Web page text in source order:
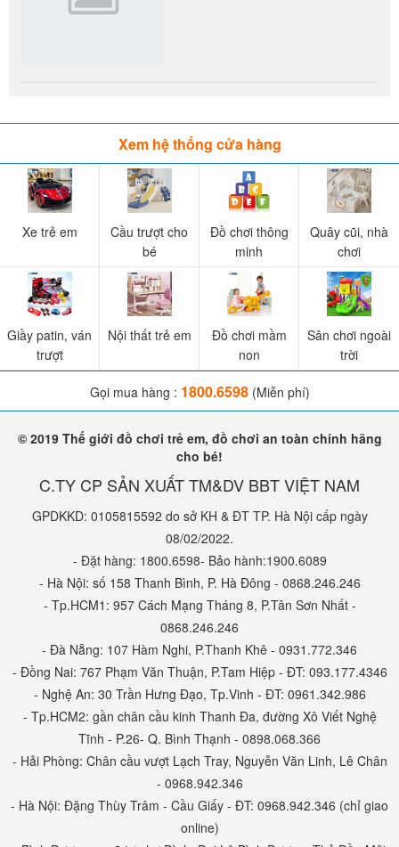
Xem hệ thống cửa hàng
Xe trẻ em
Cầu trượt cho
bé
Đồ chơi thông
minh
Quây cũi, nhà
chơi
Giầy patin, ván
trượt
Nội thất trẻ em
Đồ chơi mầm
non
Sân chơi ngoài
trời
Gọi mua hàng : 1800.6598(Miễn phí)
© 2019 Thế giới đồ chơi trẻ em, đồ chơi an toàn chính hãng
cho bé!
C.TY CP SẢN XUẤT TM&DV BBT VIỆT NAM
GPDKKD: 0105815592 do sở KH & ĐT TP. Hà Nội cấp ngày
08/02/2022.
- Đặt hàng: 1800.6598- Bảo hành:1900.6089
- Hà Nội: số 158 Thanh Bình, P. Hà Đông - 0868.246.246
- Tp.HCM1: 957 Cách Mạng Tháng 8, P.Tân Sơn Nhất -
0868.246.246
- Đà Nẵng: 107 Hàm Nghi, P.Thanh Khê - 0931.772.346
- Đồng Nai: 767 Phạm Văn Thuận, P.Tam Hiệp - ĐT: 093.177.4346
- Nghệ An: 30 Trần Hưng Đạo, Tp.Vinh - ĐT: 0961.342.986
- Tp.HCM2: gần chân cầu kinh Thanh Đa, đường Xô Viết Nghệ
Tĩnh - P.26- Q. Bình Thạnh - 0898.068.366
- Hải Phòng: Chân cầu vượt Lạch Tray, Nguyễn Văn Linh, Lê Chân
- 0968.942.346
- Hà Nội: Đặng Thùy Trâm - Cầu Giấy - ĐT: 0968.942.346 (chỉ giao
online)